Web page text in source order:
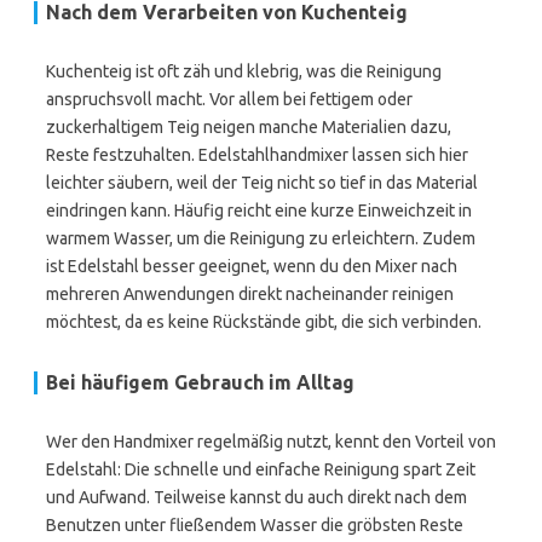
Nach dem Verarbeiten von Kuchenteig
Kuchenteig ist oft zäh und klebrig, was die Reinigung
anspruchsvoll macht. Vor allem bei fettigem oder
zuckerhaltigem Teig neigen manche Materialien dazu,
Reste festzuhalten. Edelstahlhandmixer lassen sich hier
leichter säubern, weil der Teig nicht so tief in das Material
eindringen kann. Häufig reicht eine kurze Einweichzeit in
warmem Wasser, um die Reinigung zu erleichtern. Zudem
ist Edelstahl besser geeignet, wenn du den Mixer nach
mehreren Anwendungen direkt nacheinander reinigen
möchtest, da es keine Rückstände gibt, die sich verbinden.
Bei häufigem Gebrauch im Alltag
Wer den Handmixer regelmäßig nutzt, kennt den Vorteil von
Edelstahl: Die schnelle und einfache Reinigung spart Zeit
und Aufwand. Teilweise kannst du auch direkt nach dem
Benutzen unter fließendem Wasser die gröbsten Reste